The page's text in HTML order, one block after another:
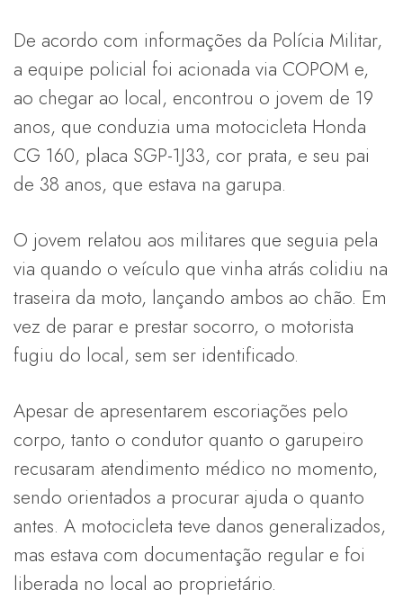
De acordo com informações da Polícia Militar,
a equipe policial foi acionada via COPOM e,
ao chegar ao local, encontrou o jovem de 19
anos, que conduzia uma motocicleta Honda
CG 160, placa SGP-1J33, cor prata, e seu pai
de 38 anos, que estava na garupa.
O jovem relatou aos militares que seguia pela
via quando o veículo que vinha atrás colidiu na
traseira da moto, lançando ambos ao chão. Em
vez de parar e prestar socorro, o motorista
fugiu do local, sem ser identificado.
Apesar de apresentarem escoriações pelo
corpo, tanto o condutor quanto o garupeiro
recusaram atendimento médico no momento,
sendo orientados a procurar ajuda o quanto
antes. A motocicleta teve danos generalizados,
mas estava com documentação regular e foi
liberada no local ao proprietário.